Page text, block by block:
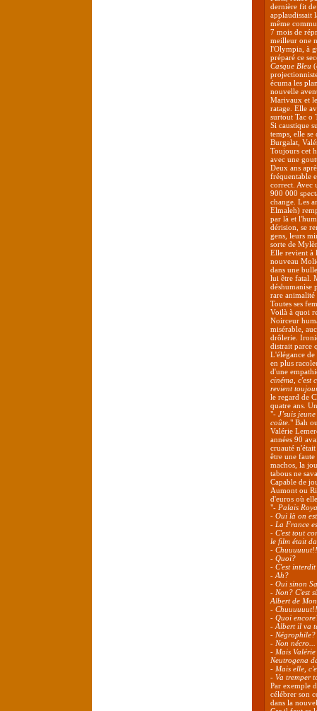
dernière fit
applaudissait
même
7 mois de
meilleur one
l'Olympia, à
préparé ce
Casque Bleu
écuma les
nouvelle
Marivaux et
ratage. Elle
surtout Tac o
Si caustique
temps, elle se
Burgalat,
Toujours cet
avec une
Deux ans
fréquentable
correct. Avec
900 000
change. Les
Elmaleh)
par là et
dérision, se
gens, leurs
sorte de
Elle revient à
nouveau
dans une
lui être fatal.
déshumanise
rare animalité
Toutes ses
Voilà à quoi
Noirceur
misérable,
drôlerie.
distrait parce
L'élégance
en plus
d'une
cinéma, c'est
revient
le regard de
quatre ans.
"- J’suis
coûte. " Bah
Valérie
années 90
cruauté
être une
machos, la
tabous ne
Capable de
Aumont ou
d'euros où
"- Palais
- Oui là on
- La France
- C'est tout
le film était
-
- Quoi?
- C'est
- Ah?
- Oui sinon
- Non? C'est
Albert de
-
- Quoi
- Albert il va
- Négrophile?
- Non nécro...
- Mais Valérie
Neutrogena
- Mais elle,
- Va tremper
Par exemple
célébrer son
dans la